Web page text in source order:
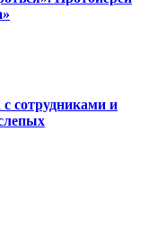
сотрудниками и